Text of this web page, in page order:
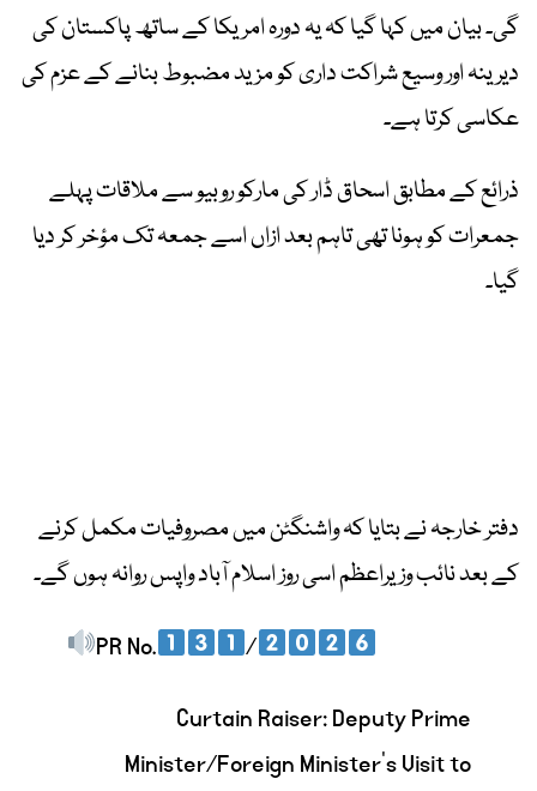
گی۔ بیان میں کہا گیا کہ یہ دورہ امریکا کے ساتھ پاکستان کی
دیرینہ اور وسیع شراکت داری کو مزید مضبوط بنانے کے عزم کی
عکاسی کرتا ہے۔
ذرائع کے مطابق اسحاق ڈار کی مارکو روبیو سے ملاقات پہلے
جمعرات کو ہونا تھی تاہم بعد ازاں اسے جمعہ تک مؤخر کر دیا
گیا۔
دفتر خارجہ نے بتایا کہ واشنگٹن میں مصروفیات مکمل کرنے
کے بعد نائب وزیراعظم اسی روز اسلام آباد واپس روانہ ہوں گے۔
PR No.
/
Curtain Raiser: Deputy Prime
Minister/Foreign Minister’s Visit to